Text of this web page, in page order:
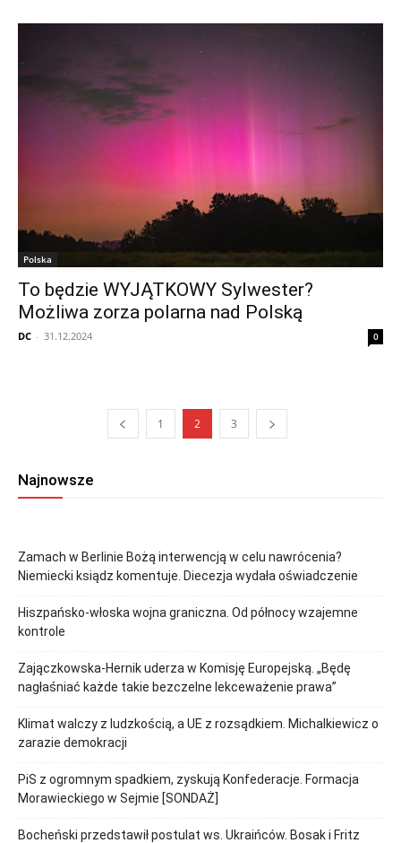
Polska
To będzie WYJĄTKOWY Sylwester?
Możliwa zorza polarna nad Polską
DC - 31.12.2024 0
1 2 3
Najnowsze
Zamach w Berlinie Bożą interwencją w celu nawrócenia?
Niemiecki ksiądz komentuje. Diecezja wydała oświadczenie
Hiszpańsko-włoska wojna graniczna. Od północy wzajemne
kontrole
Zajączkowska-Hernik uderza w Komisję Europejską. „Będę
nagłaśniać każde takie bezczelne lekceważenie prawa”
Klimat walczy z ludzkością, a UE z rozsądkiem. Michalkiewicz o
zarazie demokracji
PiS z ogromnym spadkiem, zyskują Konfederacje. Formacja
Morawieckiego w Sejmie [SONDAŻ]
Bocheński przedstawił postulat ws. Ukraińców. Bosak i Fritz